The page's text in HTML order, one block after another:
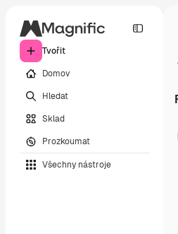
Tvořit
Domov
Hledat
Sklad
Prozkoumat
Všechny nástroje